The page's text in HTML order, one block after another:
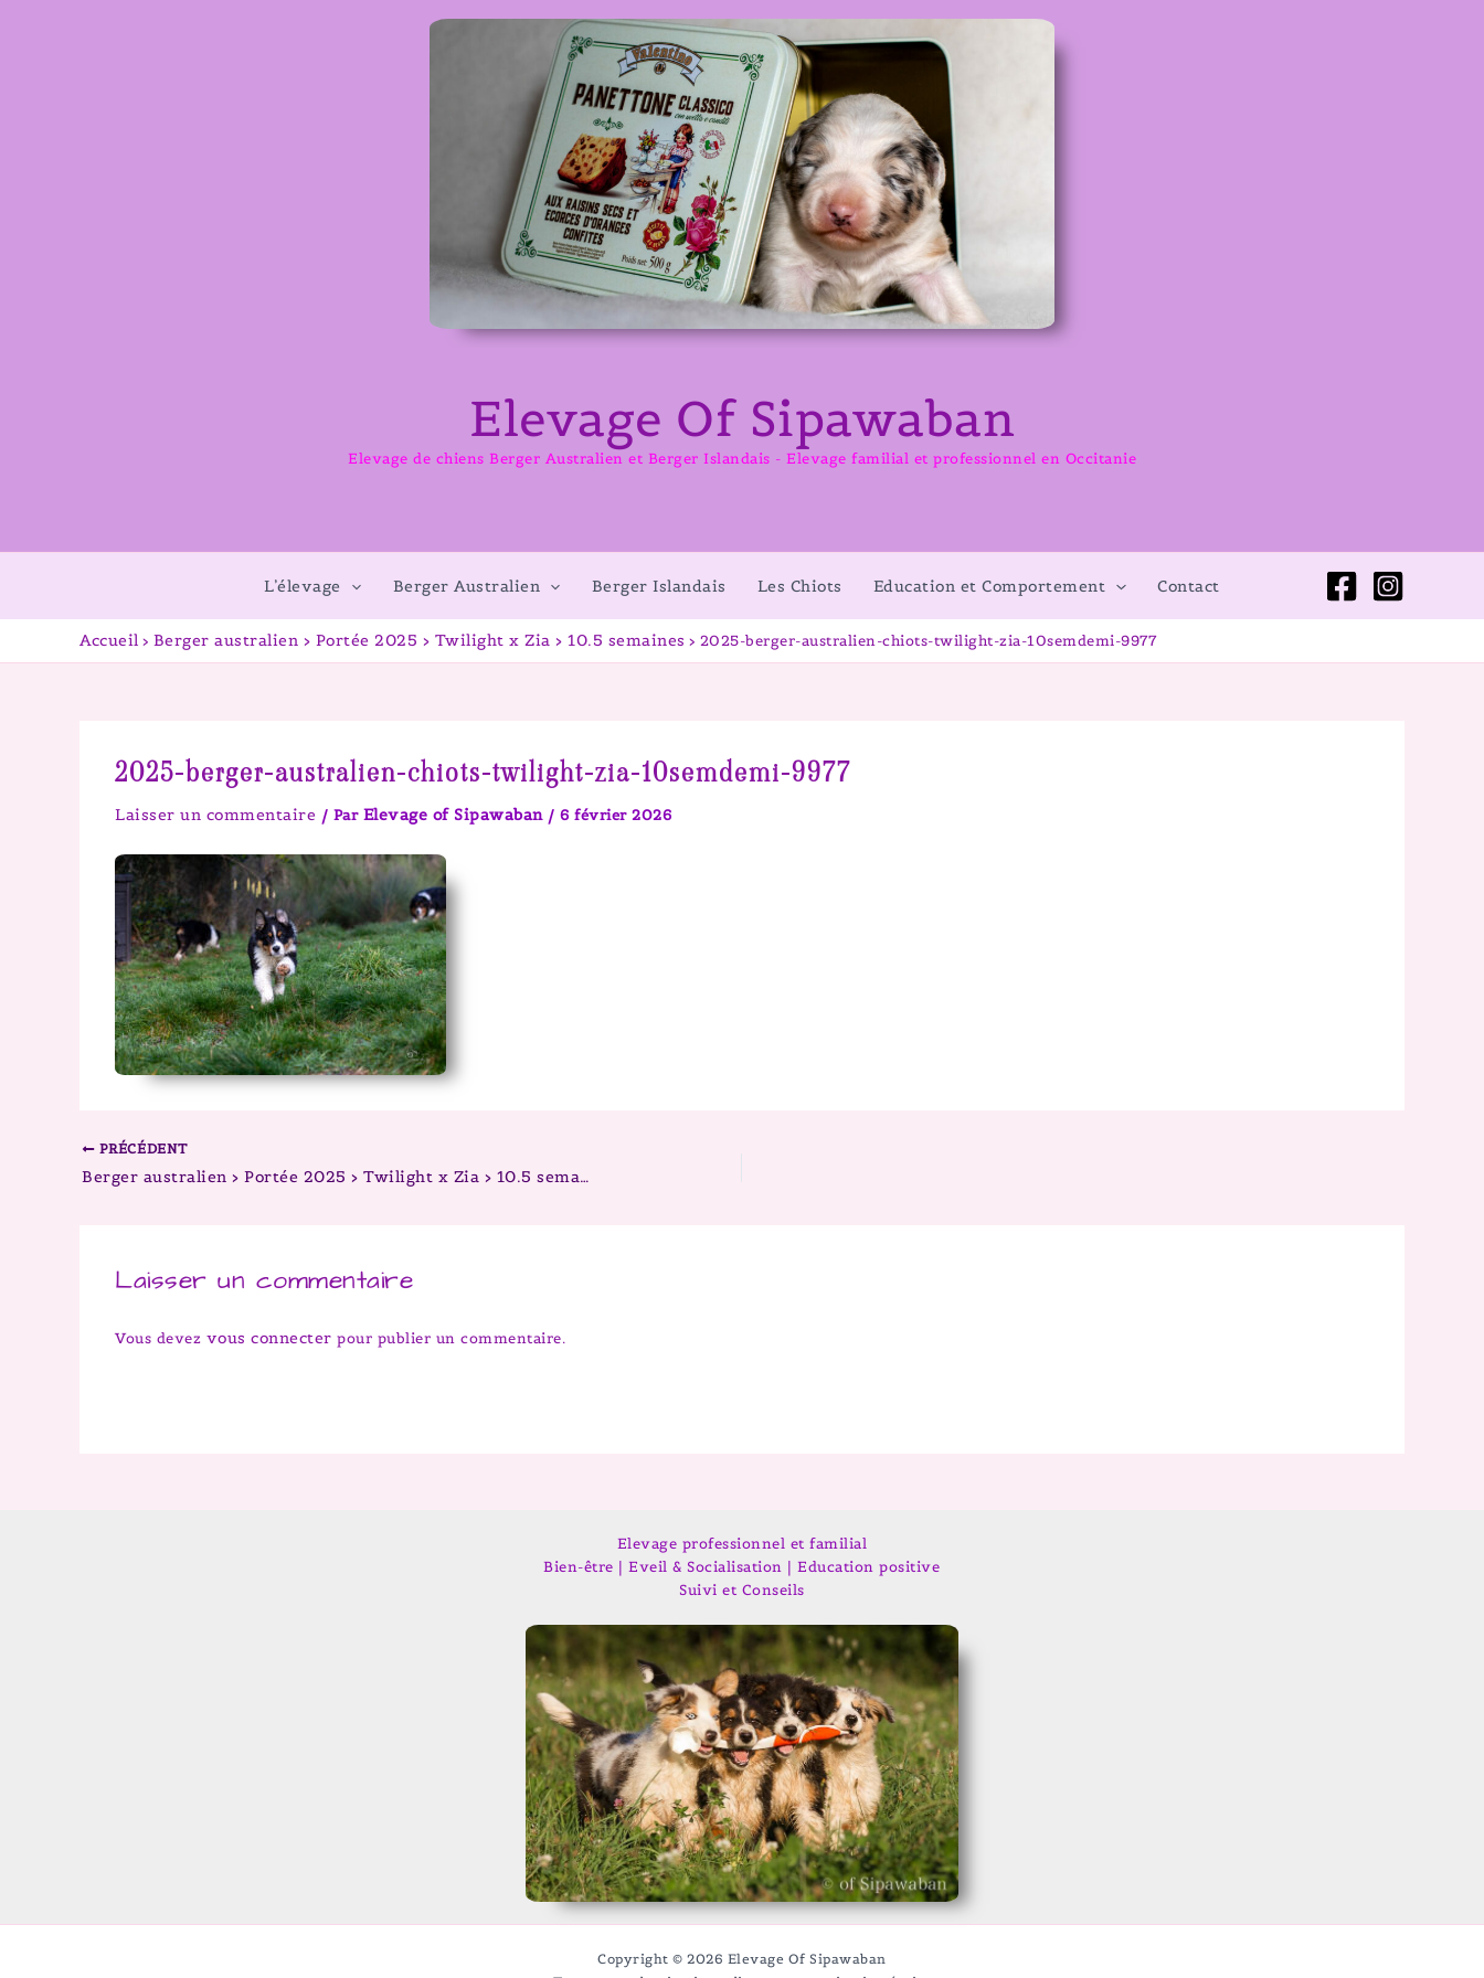
Elevage Of Sipawaban
Elevage de chiens Berger Australien et Berger Islandais - Elevage familial et professionnel en Occitanie
L’élevage Berger Australien Berger Islandais Les Chiots Education et Comportement Contact
Accueil Berger australien > Portée 2025 > Twilight x Zia > 10.5 semaines 2025-berger-australien-chiots-twilight-zia-10semdemi-9977
2025-berger-australien-chiots-twilight-zia-10semdemi-9977
Laisser un commentaire / Par Elevage of Sipawaban / 6 février 2026
PRÉCÉDENT
Berger australien > Portée 2025 > Twilight x Zia > 10.5 semaines
Laisser un commentaire
Vous devez vous connecter pour publier un commentaire.
Elevage professionnel et familial
Bien-être | Eveil & Socialisation | Education positive
Suivi et Conseils
Copyright © 2026 Elevage Of Sipawaban